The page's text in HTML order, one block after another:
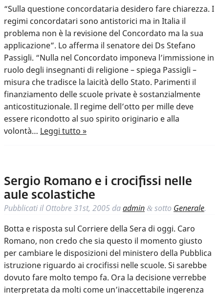
“Sulla questione concordataria desidero fare chiarezza. I
regimi concordatari sono antistorici ma in Italia il
problema non è la revisione del Concordato ma la sua
applicazione”. Lo afferma il senatore dei Ds Stefano
Passigli. “Nulla nel Concordato imponeva l’immissione in
ruolo degli insegnanti di religione – spiega Passigli –
misura che tradisce la laicità dello Stato. Parimenti il
finanziamento delle scuole private è sostanzialmente
anticostituzionale. Il regime dell’otto per mille deve
essere ricondotto al suo spirito originario e alla
volontà… Leggi tutto »
Sergio Romano e i crocifissi nelle
aule scolastiche
Pubblicati ilOttobre 31st, 2005 daadmin & sotto Generale.
Botta e risposta sul Corriere della Sera di oggi. Caro
Romano, non credo che sia questo il momento giusto
per cambiare le disposizioni del ministero della Pubblica
istruzione riguardo ai crocifissi nelle scuole. Si sarebbe
dovuto fare molto tempo fa. Ora la decisione verrebbe
interpretata da molti come un’inaccettabile ingerenza